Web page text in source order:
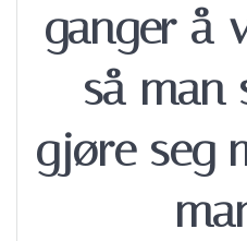
ganger å
så man
gjøre seg